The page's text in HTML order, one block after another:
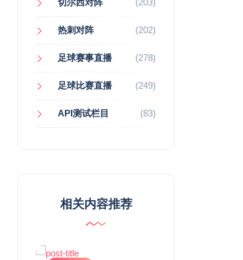
热刺对阵 (202)
足球赛事直播 (278)
足球比赛直播 (249)
API测试栏目 (83)
相关内容推荐